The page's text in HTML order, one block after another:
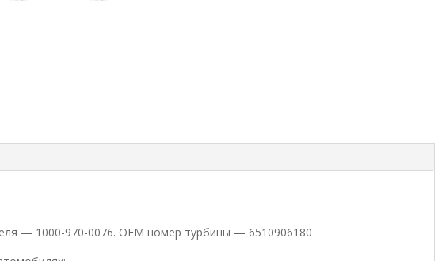
— 1000-970-0076. ОЕМ номер турбины — 6510906180